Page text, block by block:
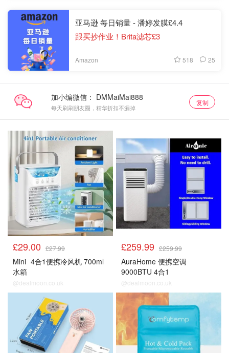
亚马逊 每日销量 - 潘婷发膜£4.4
跟买抄作业！Brita滤芯£3
Amazon 518 25
加小编微信：
每天刷刷朋友圈，精华折扣不漏掉
复制
降温好物
£29.00 £27.99
Mini 4合1便携冷风机 700ml
水箱
@dealmoon.co.uk
降温好物
£259.99 £259.99
AuraHome 便携空调
9000BTU 4合1
@dealmoon.co.uk
降温好物